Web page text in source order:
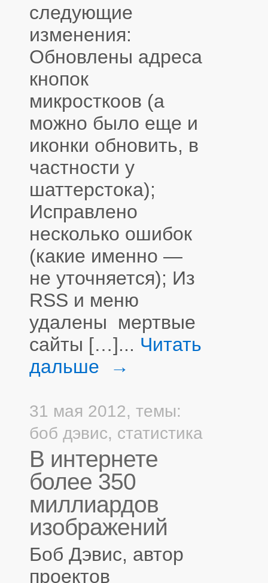
следующие
изменения:
Обновлены адреса
кнопок
микросткоов (а
можно было еще и
иконки обновить, в
частности у
шаттерстока);
Исправлено
несколько ошибок
(какие именно —
не уточняется); Из
RSS и меню
удалены мертвые
сайты […]... Читать
дальше →
31 мая 2012, темы:
боб дэвис, статистика
В интернете
более 350
миллиардов
изображений
Боб Дэвис, автор
проектов